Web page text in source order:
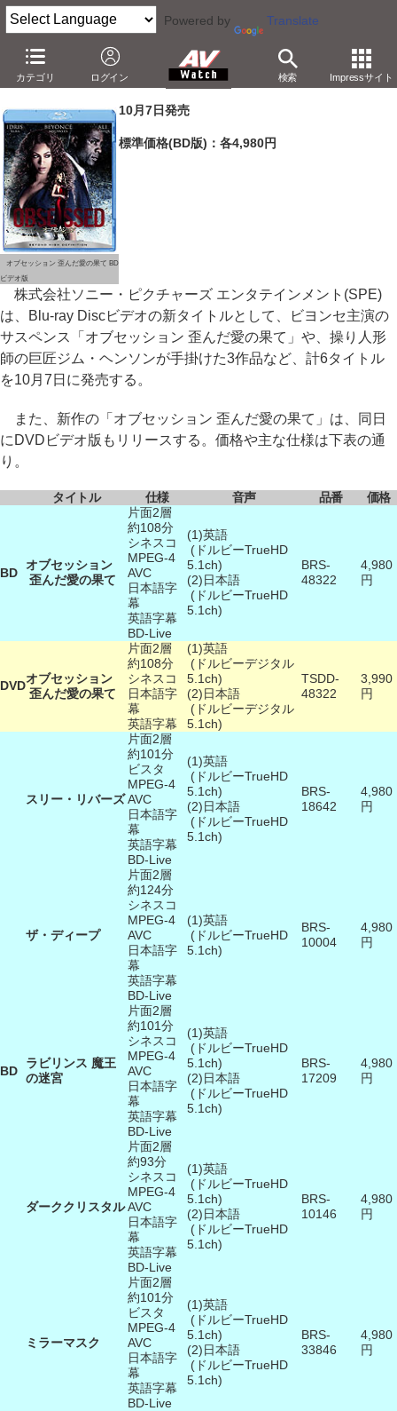
Powered by Translate
カテゴリ ログイン 検索 Impressサイト
SPE、ビヨンセ主演作など10月7日にBlu-ray 6本
－マペットの巨匠ジム・ヘンソンの3作も初BD化
オブセッション 歪んだ愛の果て BD
ビデオ版
10月7日発売
標準価格(BD版)：各4,980円
株式会社ソニー・ピクチャーズ エンタテインメント(SPE)
は、Blu-ray Discビデオの新タイトルとして、ビヨンセ主演の
サスペンス「オブセッション 歪んだ愛の果て」や、操り人形
師の巨匠ジム・ヘンソンが手掛けた3作品など、計6タイトル
を10月7日に発売する。
また、新作の「オブセッション 歪んだ愛の果て」は、同日
にDVDビデオ版もリリースする。価格や主な仕様は下表の通
り。
タイトル 仕様 音声 品番 価格
BD
オブセッション
歪んだ愛の果て
片面2層
約108分
シネスコ
MPEG-4
AVC
日本語字
幕
英語字幕
BD-Live
(1)英語
(ドルビーTrueHD
5.1ch)
(2)日本語
(ドルビーTrueHD
5.1ch)
BRS-
48322
4,980
円
DVDオブセッション
歪んだ愛の果て
片面2層
約108分
シネスコ
日本語字
幕
英語字幕
(1)英語
(ドルビーデジタル
5.1ch)
(2)日本語
(ドルビーデジタル
5.1ch)
TSDD-
48322
3,990
円
BD
スリー・リバーズ
片面2層
約101分
ビスタ
MPEG-4
AVC
日本語字
幕
英語字幕
BD-Live
(1)英語
(ドルビーTrueHD
5.1ch)
(2)日本語
(ドルビーTrueHD
5.1ch)
BRS-
18642
4,980
円
ザ・ディープ
片面2層
約124分
シネスコ
MPEG-4
AVC
日本語字
幕
英語字幕
BD-Live
(1)英語
(ドルビーTrueHD
5.1ch)
BRS-
10004
4,980
円
ラビリンス 魔王
の迷宮
片面2層
約101分
シネスコ
MPEG-4
AVC
日本語字
幕
英語字幕
BD-Live
(1)英語
(ドルビーTrueHD
5.1ch)
(2)日本語
(ドルビーTrueHD
5.1ch)
BRS-
17209
4,980
円
ダーククリスタル
片面2層
約93分
シネスコ
MPEG-4
AVC
日本語字
幕
英語字幕
BD-Live
(1)英語
(ドルビーTrueHD
5.1ch)
(2)日本語
(ドルビーTrueHD
5.1ch)
BRS-
10146
4,980
円
ミラーマスク
片面2層
約101分
ビスタ
MPEG-4
AVC
日本語字
幕
英語字幕
BD-Live
(1)英語
(ドルビーTrueHD
5.1ch)
(2)日本語
(ドルビーTrueHD
5.1ch)
BRS-
33846
4,980
円